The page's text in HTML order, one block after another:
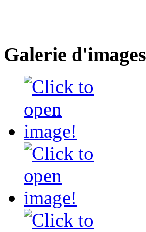
Galerie d'images